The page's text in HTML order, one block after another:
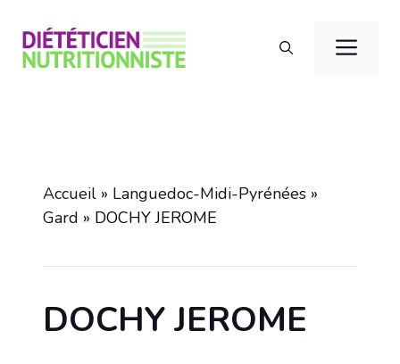
contenu
Accueil » Languedoc-Midi-Pyrénées »
Gard » DOCHY JEROME
DOCHY JEROME